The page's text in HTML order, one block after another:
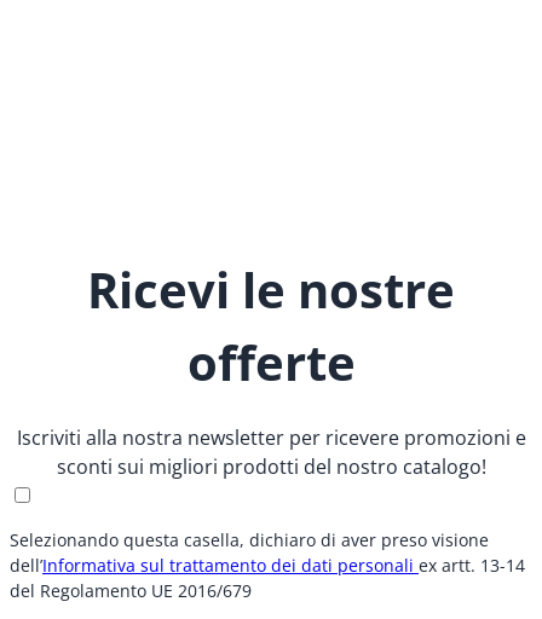
Ricevi le nostre
offerte
Iscriviti alla nostra newsletter per ricevere promozioni e
sconti sui migliori prodotti del nostro catalogo!
Selezionando questa casella, dichiaro di aver preso visione
dell’Informativa sul trattamento dei dati personali ex artt. 13-14
del Regolamento UE 2016/679